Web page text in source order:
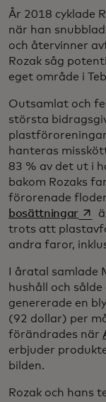
År 2018 cyklade
när han
och återvinner
Rozak såg
eget område i
Outsamlat och
största
hanteras
83 % av det ut i
bakom Rozaks
förorenade
bosättningar
trots att
andra faror,
I åratal samlade
hushåll och
genererade en
(92 dollar) per
förändrades när
erbjuder
bilden.
Rozak och hans